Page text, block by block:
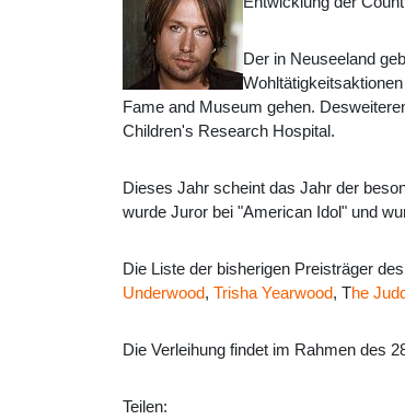
Der in Neuseeland
Fame and Museum gehen.
Children's Research Hospital.
Dieses Jahr scheint das Jahr der
wurde Juror bei "American Idol" und
Die Liste der bisherigen Preisträger
Underwood, Trisha Yearwood, The
Die Verleihung findet im Rahmen des
Teilen: